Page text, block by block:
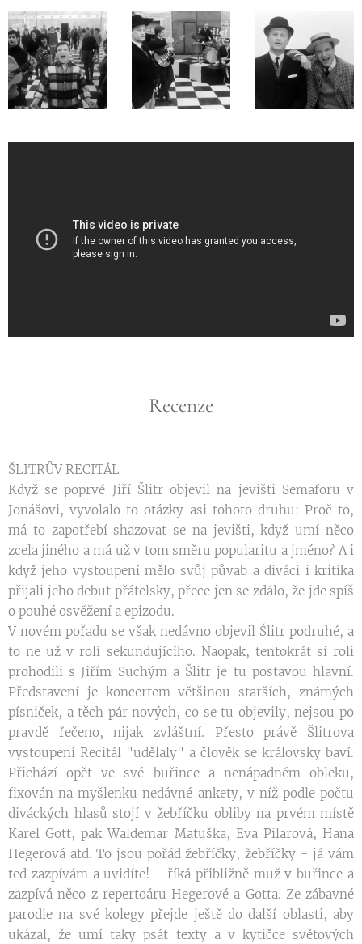
Recenze
ŠLITRŮV RECITÁL
Když se poprvé Jiří Šlitr objevil na jevišti Semaforu v
Jonášovi, vyvolalo to otázky asi tohoto druhu: Proč to,
má to zapotřebí shazovat se na jevišti, když umí něco
zcela jiného a má už v tom směru popularitu a jméno? A i
když jeho vystoupení mělo svůj půvab a diváci i kritika
přijali jeho debut přátelsky, přece jen se zdálo, že jde spíš
o pouhé osvěžení a epizodu.
V novém pořadu se však nedávno objevil Šlitr podruhé, a
to ne už v roli sekundujícího. Naopak, tentokrát si roli
prohodili s Jiřím Suchým a Šlitr je tu postavou hlavní.
Představení je koncertem většinou starších, známých
písniček, a těch pár nových, co se tu objevily, nejsou po
pravdě řečeno, nijak zvláštní. Přesto právě Šlitrova
vystoupení Recitál "udělaly" a člověk se královsky baví.
Přichází opět ve své buřince a nenápadném obleku,
fixován na myšlenku nedávné ankety, v níž podle počtu
diváckých hlasů stojí v žebříčku obliby na prvém místě
Karel Gott, pak Waldemar Matuška, Eva Pilarová, Hana
Hegerová atd. To jsou pořád žebříčky, žebříčky - já vám
teď zazpívám a uvidíte! - říká přibližně muž v buřince a
zazpívá něco z repertoáru Hegerové a Gotta. Ze zábavné
parodie na své kolegy přejde ještě do další oblasti, aby
ukázal, že umí taky psát texty a v kytičce světových